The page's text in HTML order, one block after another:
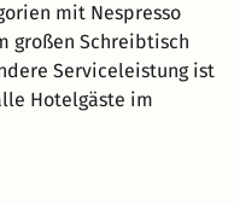
mit Nespresso
großen Schreibtisch
Serviceleistung ist
Hotelgäste im